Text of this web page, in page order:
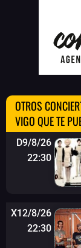
OTROS
VIGO QUE TE
D9/8/26
22:30
X12/8/26
22:30